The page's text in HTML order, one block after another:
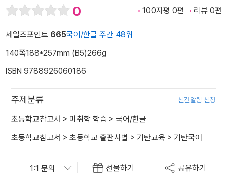
0 100자평 0편 리뷰 0편
세일즈포인트 665국어/한글 주간 48위
140쪽188*257mm (B5)266g
ISBN 9788926060186
주제분류 신간알림 신청
초등학교참고서 > 미취학 학습 > 국어/한글
초등학교참고서 > 초등학교 출판사별 > 기탄교육 > 기탄국어
선물하기 공유하기